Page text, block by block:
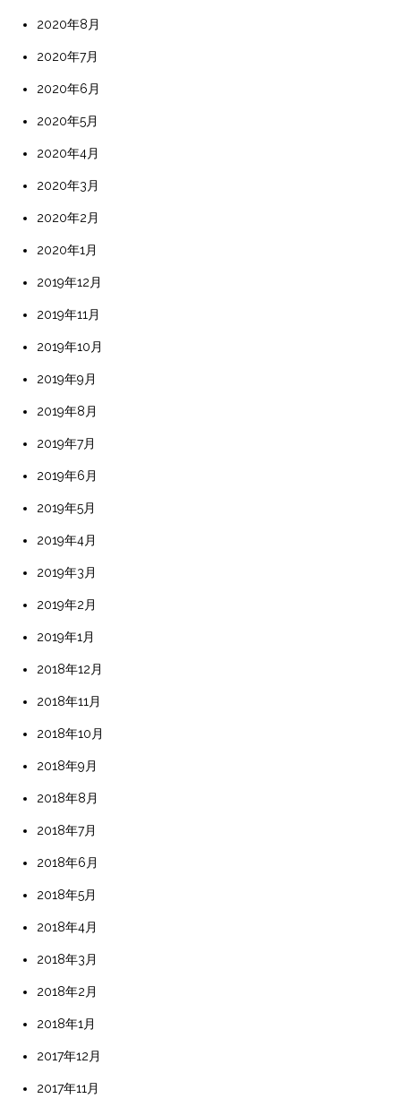
2020年8月
2020年7月
2020年6月
2020年5月
2020年4月
2020年3月
2020年2月
2020年1月
2019年12月
2019年11月
2019年10月
2019年9月
2019年8月
2019年7月
2019年6月
2019年5月
2019年4月
2019年3月
2019年2月
2019年1月
2018年12月
2018年11月
2018年10月
2018年9月
2018年8月
2018年7月
2018年6月
2018年5月
2018年4月
2018年3月
2018年2月
2018年1月
2017年12月
2017年11月